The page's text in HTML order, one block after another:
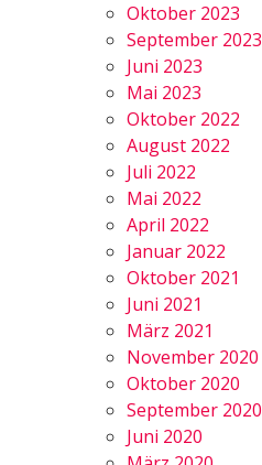
Oktober 2023
September 2023
Juni 2023
Mai 2023
Oktober 2022
August 2022
Juli 2022
Mai 2022
April 2022
Januar 2022
Oktober 2021
Juni 2021
März 2021
November 2020
Oktober 2020
September 2020
Juni 2020